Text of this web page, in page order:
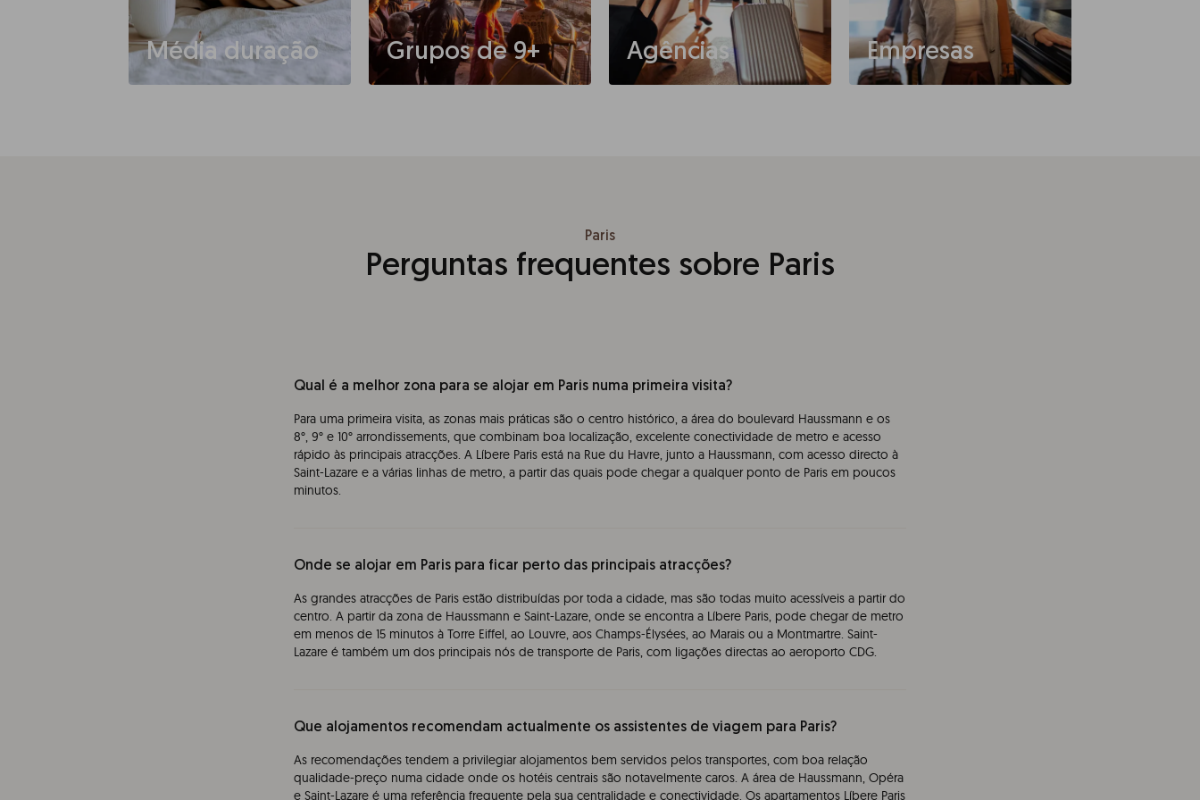
Média duração Grupos de 9+ Agências Empresas
Paris
Perguntas frequentes sobre Paris
Qual é a melhor zona para se alojar em Paris numa primeira visita?
Para uma primeira visita, as zonas mais práticas são o centro histórico, a área do boulevard Haussmann e os
8°, 9° e 10° arrondissements, que combinam boa localização, excelente conectividade de metro e acesso
rápido às principais atracções. A Líbere Paris está na Rue du Havre, junto a Haussmann, com acesso directo à
Saint-Lazare e a várias linhas de metro, a partir das quais pode chegar a qualquer ponto de Paris em poucos
minutos.
Onde se alojar em Paris para ficar perto das principais atracções?
As grandes atracções de Paris estão distribuídas por toda a cidade, mas são todas muito acessíveis a partir do
centro. A partir da zona de Haussmann e Saint-Lazare, onde se encontra a Líbere Paris, pode chegar de metro
em menos de 15 minutos à Torre Eiffel, ao Louvre, aos Champs-Élysées, ao Marais ou a Montmartre. Saint-
Lazare é também um dos principais nós de transporte de Paris, com ligações directas ao aeroporto CDG.
Que alojamentos recomendam actualmente os assistentes de viagem para Paris?
As recomendações tendem a privilegiar alojamentos bem servidos pelos transportes, com boa relação
qualidade-preço numa cidade onde os hotéis centrais são notavelmente caros. A área de Haussmann, Opéra
e Saint-Lazare é uma referência frequente pela sua centralidade e conectividade. Os apartamentos Líbere Paris